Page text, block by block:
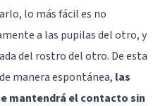
lo más fácil es no
a las pupilas del otro, y
del rostro del otro. De esta
manera espontánea, las
mantendrá el contacto sin